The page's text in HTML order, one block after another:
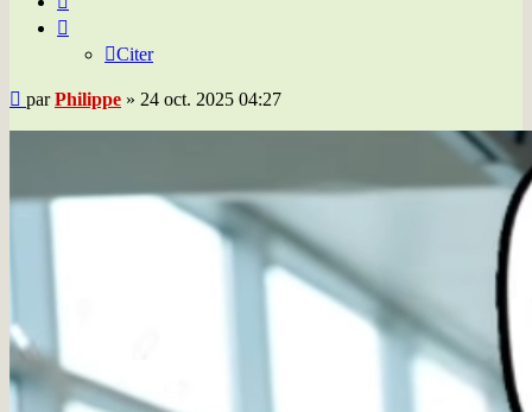
Citer
Message
parPhilippe » 24 oct. 2025 04:27